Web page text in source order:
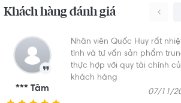
Khách hàng đánh giá
*** Tâm
Nhân viên Quốc Huy rất
tình và tư vấn sản phẩm
thực hợp với quy tài chính
khách hàng
07/11/